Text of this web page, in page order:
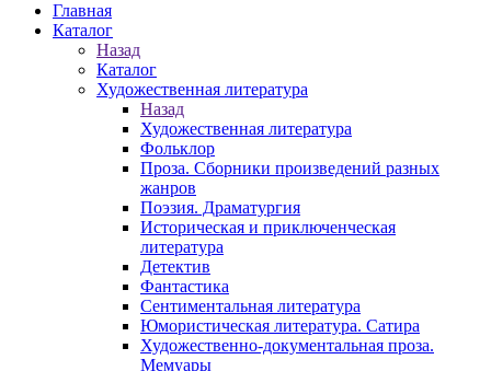
Главная
Каталог
Назад
Каталог
Художественная литература
Назад
Художественная литература
Фольклор
Проза. Сборники произведений разных
жанров
Поэзия. Драматургия
Историческая и приключенческая
литература
Детектив
Фантастика
Сентиментальная литература
Юмористическая литература. Сатира
Художественно-документальная проза.
Мемуары